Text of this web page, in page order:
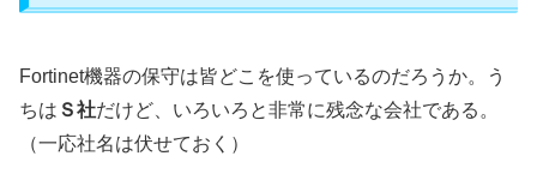
Fortinet機器の保守は皆どこを使っているのだろうか。う
ちは Ｓ社だけど、いろいろと非常に残念な会社である。
（一応社名は伏せておく）